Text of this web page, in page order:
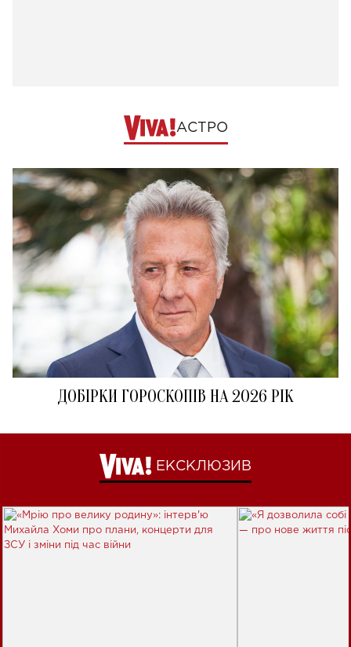
АСТРО
ДОБІРКИ ГОРОСКОПІВ НА 2026 РІК
ЕКСКЛЮЗИВ